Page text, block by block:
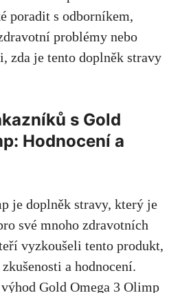
poradit s odborníkem,
problémy nebo
zda je tento doplněk stravy
s Gold
Hodnocení a
je doplněk stravy, který je
své mnoho zdravotních
vyzkoušeli tento produkt,
a hodnocení.
Gold Omega 3 Olimp